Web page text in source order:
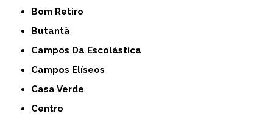
Bom Retiro
Butantã
Campos Da Escolástica
Campos Elíseos
Casa Verde
Centro